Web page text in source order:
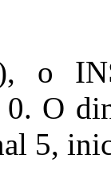
o
O
5,